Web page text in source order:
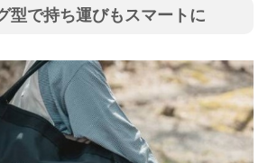
型で持ち運びもスマートに